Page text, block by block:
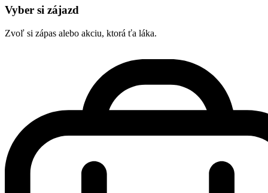
Vyber si zájazd
Zvoľ si zápas alebo akciu, ktorá ťa láka.